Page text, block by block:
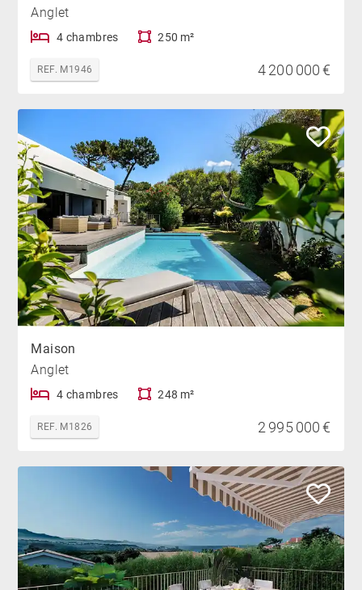
Anglet
4 chambres 250 m²
REF. M1946 4 200 000 €
Maison
Anglet
4 chambres 248 m²
REF. M1826 2 995 000 €